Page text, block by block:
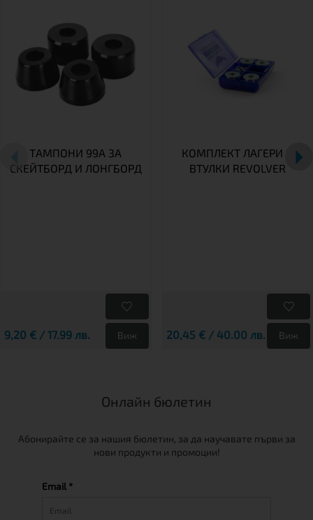
ТАМПОНИ 99A ЗА
СКЕЙТБОРД И ЛОНГБОРД
9,20 € / 17.99 лв. Виж
КОМПЛЕКТ ЛАГЕРИ И
ВТУЛКИ REVOLVER
20,45 € / 40.00 лв. Виж
Онлайн бюлетин
Абонирайте се за нашия бюлетин, за да научавате първи за
нови продукти и промоции!
Email *